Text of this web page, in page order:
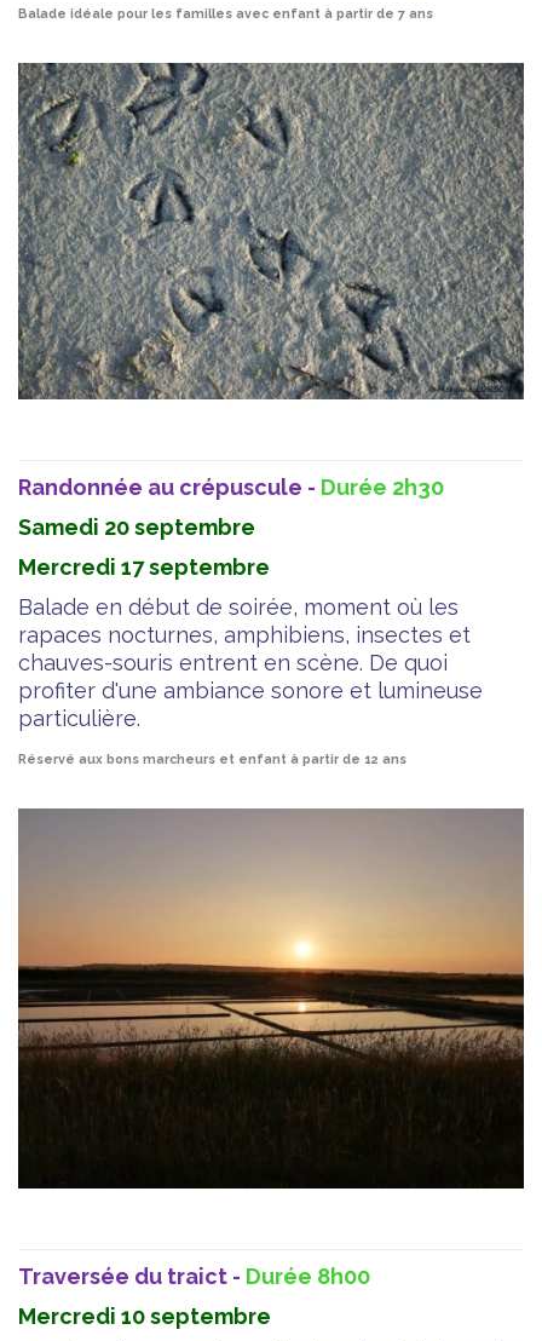
Balade idéale pour les familles avec enfant à partir de 7 ans
Randonnée au crépuscule - Durée 2h30
Samedi 20 septembre
Mercredi 17 septembre
Balade en début de soirée, moment où les
rapaces nocturnes, amphibiens, insectes et
chauves-souris entrent en scène. De quoi
profiter d'une ambiance sonore et lumineuse
particulière.
Réservé aux bons marcheurs et enfant à partir de 12 ans
Traversée du traict - Durée 8h00
Mercredi 10 septembre